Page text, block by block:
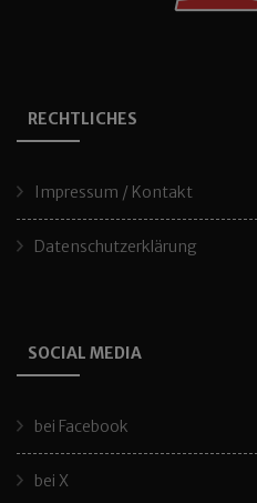
RECHTLICHES
Impressum / Kontakt
Datenschutzerklärung
SOCIAL MEDIA
bei Facebook
bei X